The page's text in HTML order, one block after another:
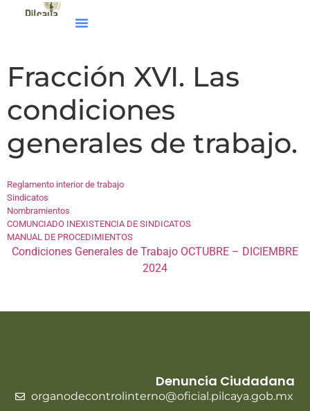
Fracción XVI. Las
condiciones
generales de trabajo.
Reglamento interior de trabajo
Sindicatos
Nombramientos
COMUNCIADO INEXISTENCIA DE SINDICATOS
MANUAL DE PROCEDIMIENTOS
Condiciones Generales de Trabajo OCTUBRE – DICIEMBRE
2024
Denuncia Ciudadana
organodecontrolinterno@oficial.pilcaya.gob.mx